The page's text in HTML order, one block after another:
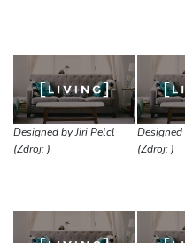
Designed by Jiri Pelcl
(Zdroj: )
Designed
(Zdroj: )